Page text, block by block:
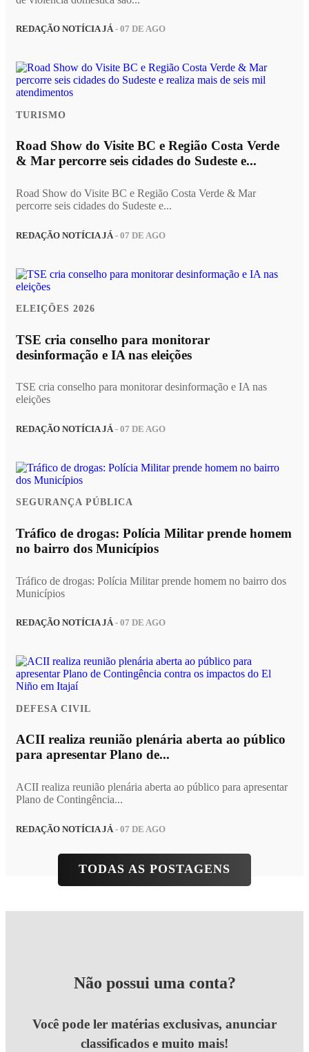
REDAÇÃO NOTÍCIA JÁ- 07 DE AGO
TURISMO
Road Show do Visite BC e Região Costa Verde
& Mar percorre seis cidades do Sudeste e...
Road Show do Visite BC e Região Costa Verde & Mar
percorre seis cidades do Sudeste e...
REDAÇÃO NOTÍCIA JÁ - 07 DE AGO
ELEIÇÕES 2026
TSE cria conselho para monitorar
desinformação e IA nas eleições
TSE cria conselho para monitorar desinformação e IA nas
eleições
REDAÇÃO NOTÍCIA JÁ- 07 DE AGO
SEGURANÇA PÚBLICA
Tráfico de drogas: Polícia Militar prende homem
no bairro dos Municípios
Tráfico de drogas: Polícia Militar prende homem no bairro dos
Municípios
REDAÇÃO NOTÍCIA JÁ- 07 DE AGO
DEFESA CIVIL
ACII realiza reunião plenária aberta ao público
para apresentar Plano de...
ACII realiza reunião plenária aberta ao público para apresentar
Plano de Contingência...
REDAÇÃO NOTÍCIA JÁ - 07 DE AGO
TODAS AS POSTAGENS
Não possui uma conta?
Você pode ler matérias exclusivas, anunciar
classificados e muito mais!